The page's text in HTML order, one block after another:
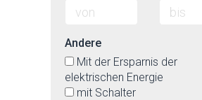
Andere
Mit der Ersparnis der
elektrischen Energie
mit Schalter